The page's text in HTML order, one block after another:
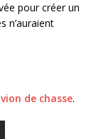
pour créer un
n’auraient
de chasse.